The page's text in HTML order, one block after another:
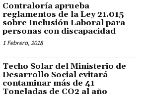
Contraloría aprueba
reglamentos de la Ley 21.015
sobre Inclusión Laboral para
personas con discapacidad
1 Febrero, 2018
Techo Solar del Ministerio de
Desarrollo Social evitará
contaminar más de 41
Toneladas de CO2 al año